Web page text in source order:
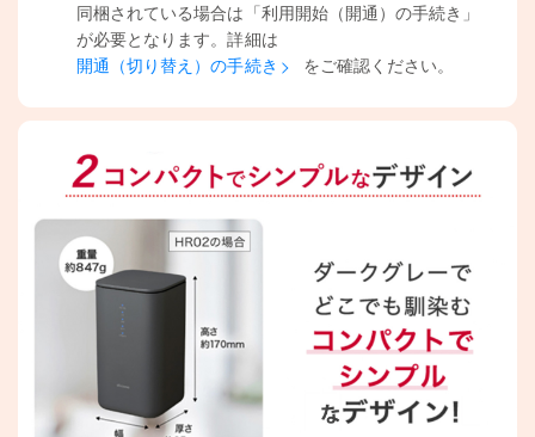
同梱されている場合は「利用開始（開通）の手続き」
が必要となります。詳細は
開通（切り替え）の手続き をご確認ください。